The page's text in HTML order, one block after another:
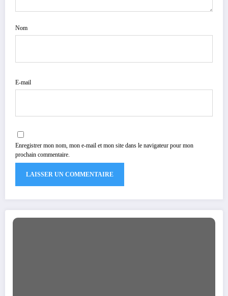
Nom
E-mail
Enregistrer mon nom, mon e-mail et mon site dans le navigateur pour mon
prochain commentaire.